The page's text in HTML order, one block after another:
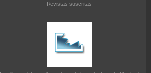
Revistas suscritas